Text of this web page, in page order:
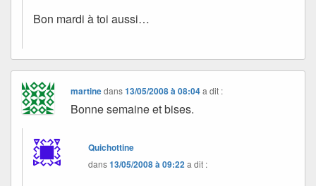
Bon mardi à toi aussi…
martinedans13/05/2008 à 08:04 a dit :
Bonne semaine et bises.
Quichottine
dans13/05/2008 à 09:22a dit :